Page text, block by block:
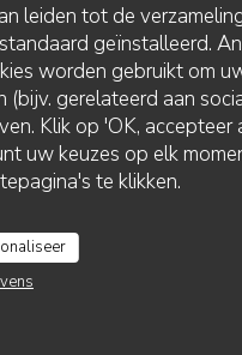
leiden tot de
geïnstalleerd.
worden gebruikt om
gerelateerd aan
Klik op 'OK, accepteer
uw keuzes op elk
te klikken.